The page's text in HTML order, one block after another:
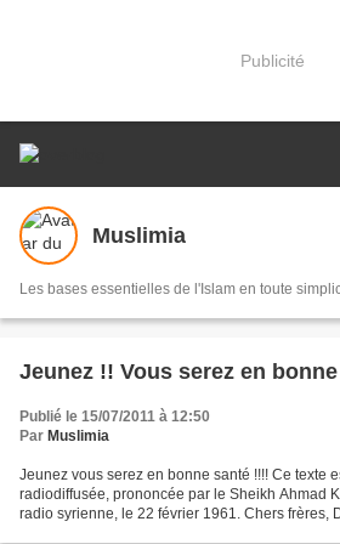
Publicité
Muslimia
Les bases essentielles de l'Islam en toute
Jeunez !! Vous serez en
Publié le 15/07/2011 à 12:50
Par Muslimia
Jeunez vous serez en bonne santé !!!! Ce texte
radiodiffusée, prononcée par le Sheikh Ahmad
radio syrienne, le 22 février 1961. Chers frères,